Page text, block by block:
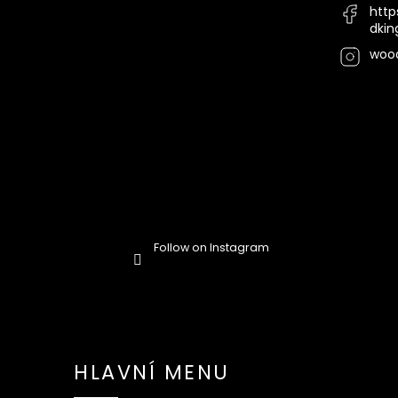
Follow on Instagram
HLAVNÍ MENU